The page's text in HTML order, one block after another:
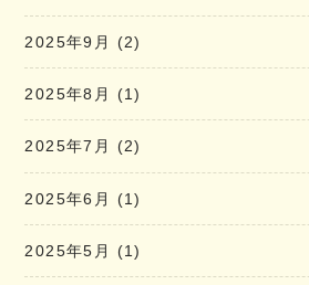
2025年9月 (2)
2025年8月 (1)
2025年7月 (2)
2025年6月 (1)
2025年5月 (1)